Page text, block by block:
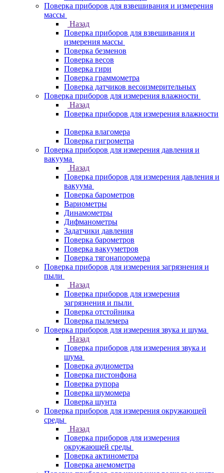
Поверка приборов для взвешивания и измерения
массы
Назад
Поверка приборов для взвешивания и
измерения массы
Поверка безменов
Поверка весов
Поверка гири
Поверка граммометра
Поверка датчиков весоизмерительных
Поверка приборов для измерения влажности
Назад
Поверка приборов для измерения влажности
Поверка влагомера
Поверка гигрометра
Поверка приборов для измерения давления и
вакуума
Назад
Поверка приборов для измерения давления и
вакуума
Поверка барометров
Вариометры
Динамометры
Дифманометры
Задатчики давления
Поверка барометров
Поверка вакууметров
Поверка тягонапоромера
Поверка приборов для измерения загрязнения и
пыли
Назад
Поверка приборов для измерения
загрязнения и пыли
Поверка отстойника
Поверка пылемера
Поверка приборов для измерения звука и шума
Назад
Поверка приборов для измерения звука и
шума
Поверка аудиометра
Поверка пистонфона
Поверка рупора
Поверка шумомера
Поверка шунта
Поверка приборов для измерения окружающей
среды
Назад
Поверка приборов для измерения
окружающей среды
Поверка актинометра
Поверка анемометра